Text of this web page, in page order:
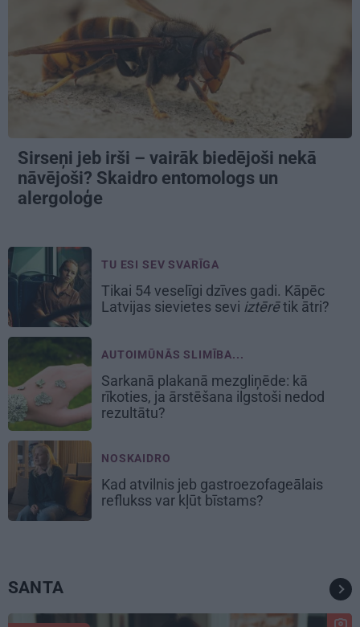
Sirseņi jeb irši – vairāk biedējoši nekā
nāvējoši? Skaidro entomologs un
alergoloģe
TU ESI SEV SVARĪGA
Tikai 54 veselīgi dzīves gadi. Kāpēc
Latvijas sievietes sevi iztērētik ātri?
AUTOIMŪNĀS SLIMĪBA...
Sarkanā plakanā mezgliņēde: kā
rīkoties, ja ārstēšana ilgstoši nedod
rezultātu?
NOSKAIDRO
Kad atvilnis jeb gastroezofageālais
reflukss var kļūt bīstams?
SANTA